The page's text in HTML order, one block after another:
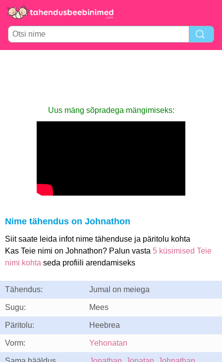
Uus mäng sõpradega mängimiseks:
Nime tähendus on Johnathon
Siit saate leida infot nime tähenduse ja päritolu kohta
Kas Teie nimi on Johnathon? Palun vasta 5 küsimised Teie
nimi kohta seda profiili arendamiseks
Tähendus: Jumal on meiega
Sugu: Mees
Päritolu: Heebrea
Vorm: Yehonatan